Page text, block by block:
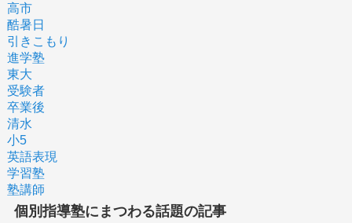
高市
酷暑日
引きこもり
進学塾
東大
受験者
卒業後
清水
小5
英語表現
学習塾
塾講師
個別指導塾にまつわる話題の記事